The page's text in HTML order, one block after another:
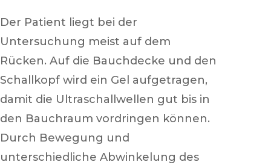
Der Patient liegt bei der
Untersuchung meist auf dem
Rücken. Auf die Bauchdecke und den
Schallkopf wird ein Gel aufgetragen,
damit die Ultraschallwellen gut bis in
den Bauchraum vordringen können.
Durch Bewegung und
unterschiedliche Abwinkelung des